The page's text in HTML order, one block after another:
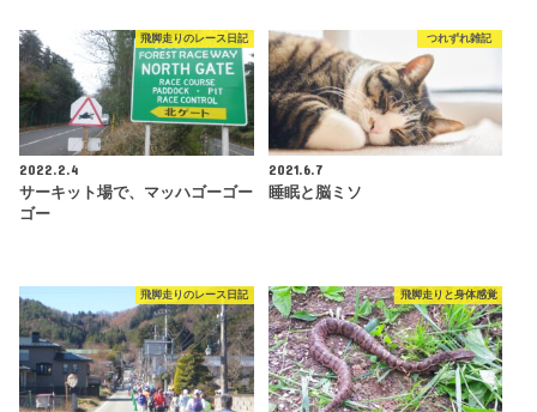
飛脚走りのレース日記
2022.2.4
サーキット場で、マッハゴーゴー
ゴー
つれずれ雑記
2021.6.7
睡眠と脳ミソ
飛脚走りのレース日記 飛脚走りと身体感覚